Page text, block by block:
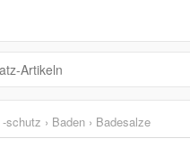
schutz › Baden › Badesalze